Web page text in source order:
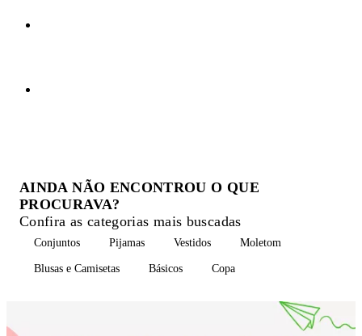
AINDA NÃO ENCONTROU O QUE
PROCURAVA?
Confira as categorias mais buscadas
Conjuntos Pijamas Vestidos Moletom
Blusas e Camisetas Básicos Copa